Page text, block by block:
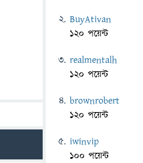
BuyAtivan
120 পয়েন্ট
realmentalh
120 পয়েন্ট
brownrobert
120 পয়েন্ট
iwinvip
100 পয়েন্ট